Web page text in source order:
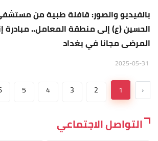
بالفيديو والصور: قافلة طبية من
الحسين (ع) إلى منطقة المعامل.. مبادرة
المرضى مجانا في بغداد
‹
1
2
3
4
5
التواصل الاجتماعي